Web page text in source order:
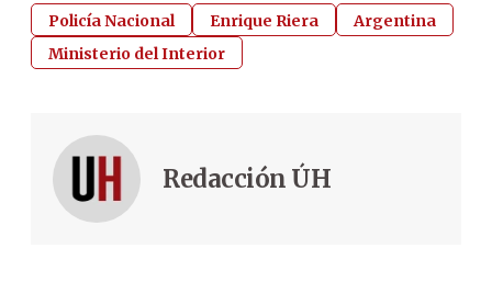
Policía Nacional Enrique Riera
Argentina
Ministerio del Interior
Redacción ÚH